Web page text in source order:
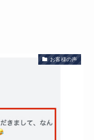
お客様の声